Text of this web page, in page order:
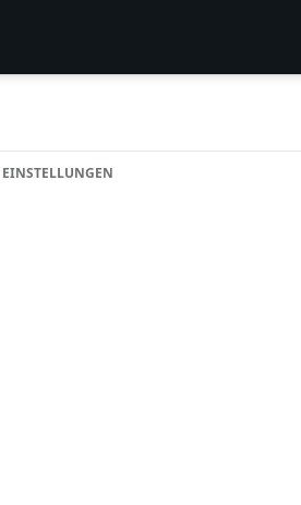
EINSTELLUNGEN